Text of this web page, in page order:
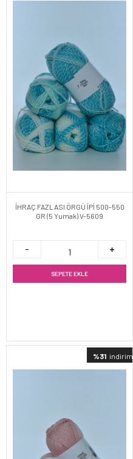
İHRAÇ FAZLASI ÖRGÜ İPİ 500-550
GR (5 Yumak) V-5609
SEPETE EKLE
%31 indirimli